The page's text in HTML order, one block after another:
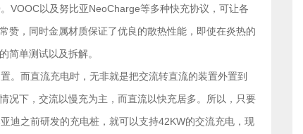
VOOC以及努比亚NeoCharge等多种快充协议，可让各
赞，同时金属材质保证了优良的散热性能，即使在炎热的
简单测试以及拆解。
。而直流充电时，无非就是把交流转直流的装置外置到
况下，交流以慢充为主，而直流以快充居多。所以，只要
迪之前研发的充电桩，就可以支持42KW的交流充电，现